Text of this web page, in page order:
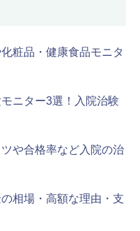
粧品・健康食品モニタ
ニター3選！入院治験
や合格率など入院の治
相場・高額な理由・支